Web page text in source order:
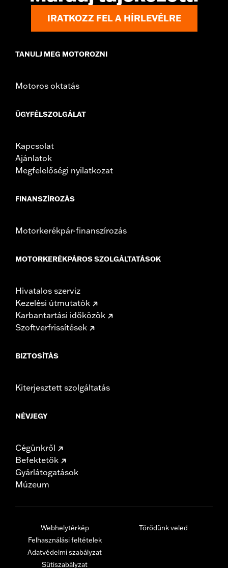
IRATKOZZ FEL A HÍRLEVÉLRE
TANULJ MEG MOTOROZNI
Motoros oktatás
ÜGYFÉLSZOLGÁLAT
Kapcsolat
Ajánlatok
Megfelelőségi nyilatkozat
FINANSZÍROZÁS
Motorkerékpár-finanszírozás
MOTORKERÉKPÁROS SZOLGÁLTATÁSOK
Hivatalos szerviz
Kezelési útmutatók
Karbantartási időközök
Szoftverfrissítések
BIZTOSÍTÁS
Kiterjesztett szolgáltatás
NÉVJEGY
Cégünkről
Befektetők
Gyárlátogatások
Múzeum
Webhelytérkép
Felhasználási feltételek
Adatvédelmi szabályzat
Sütiszabályzat
Törődünk veled